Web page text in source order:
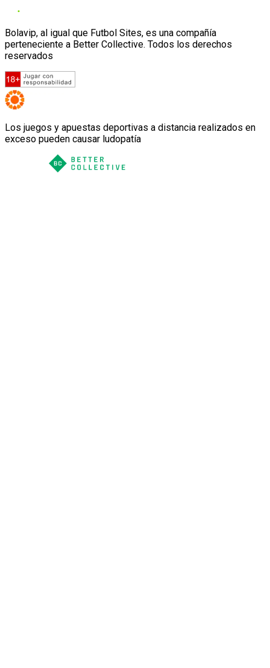
Bolavip, al igual que Futbol Sites, es una compañía
perteneciente a Better Collective. Todos los derechos
reservados
Los juegos y apuestas deportivas a distancia realizados en
exceso pueden causar ludopatía